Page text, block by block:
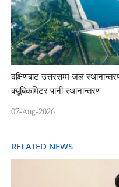
दक्षिणबाट उत्तरसम्म जल
क्यूबिकमिटर पानी स्थानान्तरण
07-Aug-2026
RELATED NEWS